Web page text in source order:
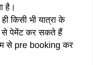
है।
किसी भी यात्रा के
से पेमेंट कर सकते हैं
से pre booking कर